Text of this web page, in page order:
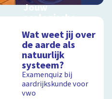
Jouw
ecologische
voetafdruk
Ontdek hoe jouw
levensstijl invloed
heeft op de aarde
Wat weet jij over
de aarde als
natuurlijk
systeem?
Examenquiz bij
aardrijkskunde voor
vwo